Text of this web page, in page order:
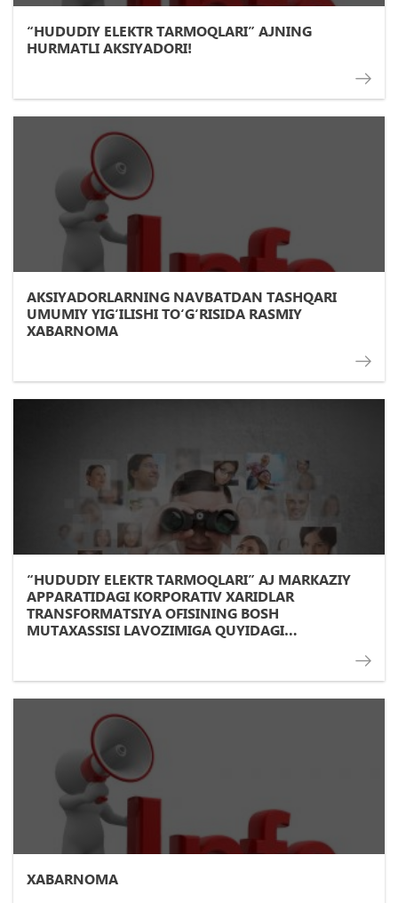
“HUDUDIY ELEKTR TARMOQLARI” AJNING
HURMATLI AKSIYADORI!
AKSIYADORLARNING NAVBATDAN TASHQARI
UMUMIY YIG‘ILISHI TO‘G‘RISIDA RASMIY
XABARNOMA
“HUDUDIY ELEKTR TARMOQLARI” AJ MARKAZIY
APPARATIDAGI KORPORATIV XARIDLAR
TRANSFORMATSIYA OFISINING BOSH
MUTAXASSISI LAVOZIMIGA QUYIDAGI
XABARNOMA